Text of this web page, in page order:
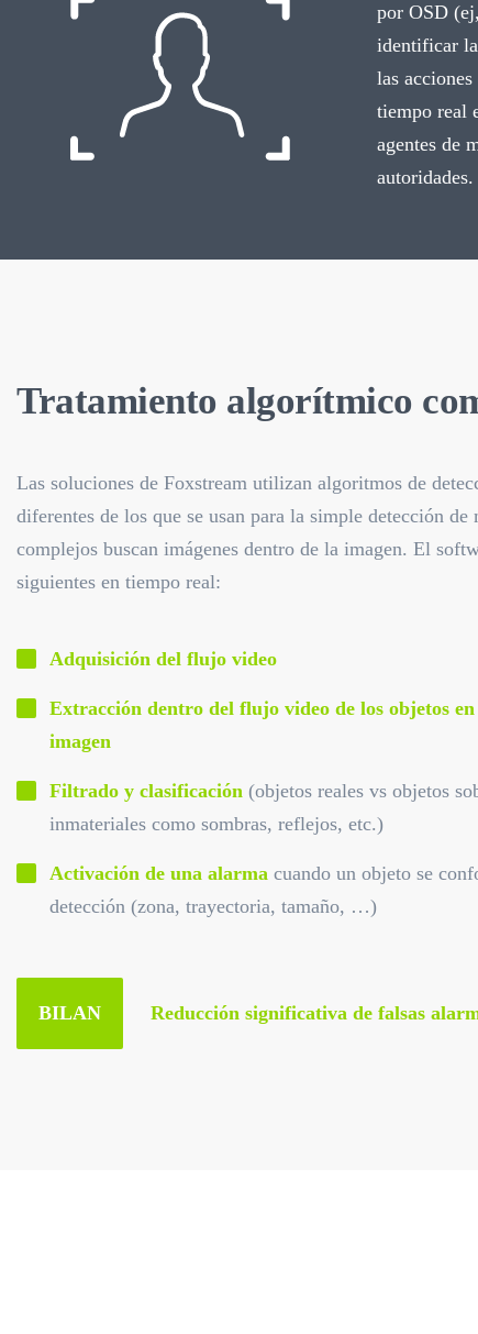
por OSD
identificar
las
tiempo real
agentes de
autoridades.
Tratamiento algorítmico
Las soluciones de Foxstream utilizan algoritmos de
diferentes de los que se usan para la simple detección
complejos buscan imágenes dentro de la imagen. El
siguientes en tiempo real:
Adquisición del flujo video
Extracción dentro del flujo video de los objetos
imagen
Filtrado y clasificación (objetos reales vs objetos
inmateriales como sombras, reflejos, etc.)
Activación de una alarma cuando un objeto se
detección (zona, trayectoria, tamaño, …)
BILAN Reducción significativa de falsas